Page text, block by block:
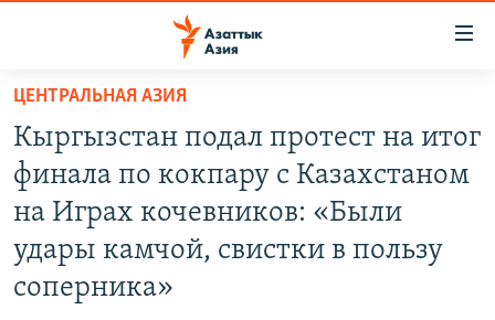
Вернуться
основному
содержанию
Вернутся
главной
навигации
Вернутся
КАЗАХСТАН
КЫРГЫЗСТАН
НОВОСТИ
ВОЙНА В УКРАИНЕ
НА ДРУГИХ ЯЗЫКАХ
ПОДПИШИТЕСЬ НА НАС В СОЦСЕТЯХ
ЦЕНТРАЛЬНАЯ АЗИЯ
Кыргызстан подал протест на итог
финала по кокпару с Казахстаном
на Играх кочевников: «Были
удары камчой, свистки в пользу
соперника»